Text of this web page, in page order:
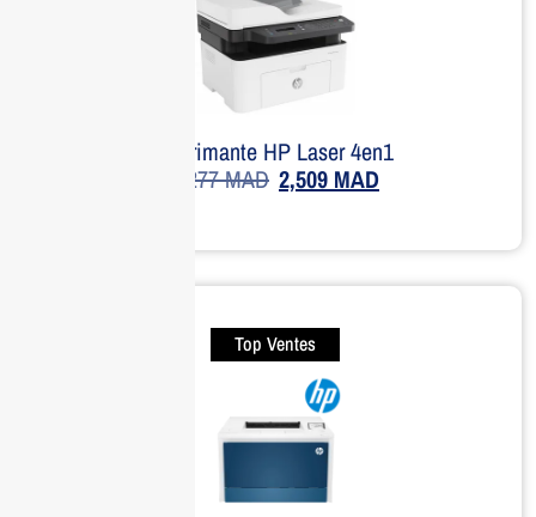
Imprimante HP Laser 4en1
3,277MAD 2,509 MAD
Top Ventes